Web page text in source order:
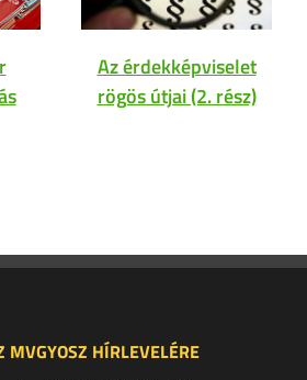
Az érdekképviselet
rögös útjai (2. rész)
MVGYOSZ HÍRLEVELÉRE